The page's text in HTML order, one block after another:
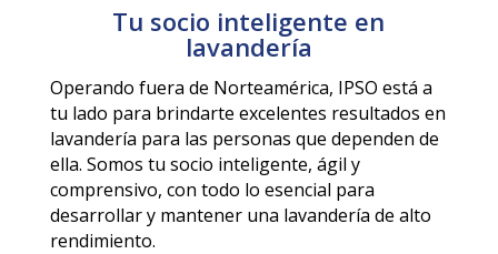
Tu socio inteligente en
lavandería
Operando fuera de Norteamérica, IPSO está a
tu lado para brindarte excelentes resultados en
lavandería para las personas que dependen de
ella. Somos tu socio inteligente, ágil y
comprensivo, con todo lo esencial para
desarrollar y mantener una lavandería de alto
rendimiento.